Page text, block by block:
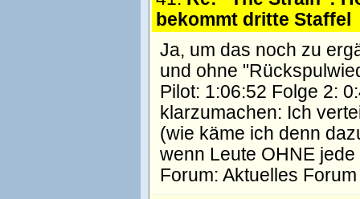
bekommt dritte Staffel
Ja, um das noch zu
und ohne
Pilot: 1:06:52 Folge 2:
klarzumachen: Ich
(wie käme ich denn
wenn Leute OHNE jede
Forum: Aktuelles Forum